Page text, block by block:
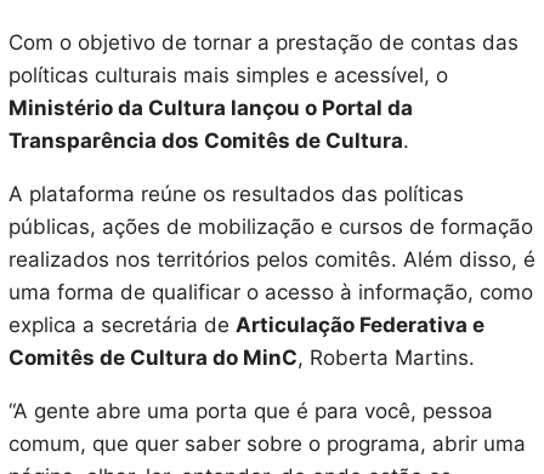
Com o objetivo de tornar a prestação de contas das
políticas culturais mais simples e acessível, o
Ministério da Cultura lançou o Portal da
Transparência dos Comitês de Cultura.
A plataforma reúne os resultados das políticas
públicas, ações de mobilização e cursos de formação
realizados nos territórios pelos comitês. Além disso, é
uma forma de qualificar o acesso à informação, como
explica a secretária de Articulação Federativa e
Comitês de Cultura do MinC, Roberta Martins.
“A gente abre uma porta que é para você, pessoa
comum, que quer saber sobre o programa, abrir uma